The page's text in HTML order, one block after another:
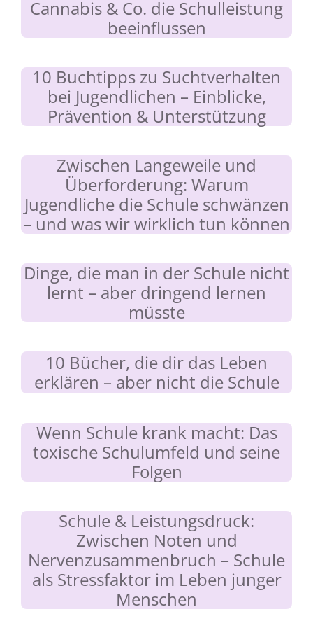
Cannabis & Co. die Schulleistung
beeinflussen
10 Buchtipps zu Suchtverhalten
bei Jugendlichen – Einblicke,
Prävention & Unterstützung
Zwischen Langeweile und
Überforderung: Warum
Jugendliche die Schule schwänzen
– und was wir wirklich tun können
Dinge, die man in der Schule nicht
lernt – aber dringend lernen
müsste
10 Bücher, die dir das Leben
erklären – aber nicht die Schule
Wenn Schule krank macht: Das
toxische Schulumfeld und seine
Folgen
Schule & Leistungsdruck:
Zwischen Noten und
Nervenzusammenbruch – Schule
als Stressfaktor im Leben junger
Menschen